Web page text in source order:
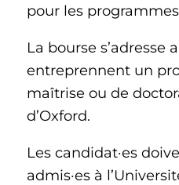
pour les
La bourse s’adresse
entreprennent un
maîtrise ou de
d’Oxford.
Les candidat·es
admis·es à